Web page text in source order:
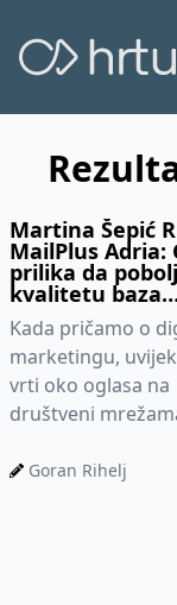
Martina Šepić
MailPlus Adria:
prilika da
kvalitetu baza
pretplatnika što
konačnici
većim
mar
Kada pričamo o
marketingu,
vrti oko oglasa na
društveni
nekako u drugom
Goran Rihelj